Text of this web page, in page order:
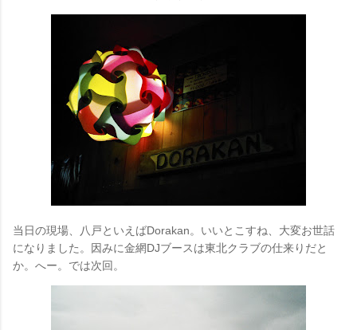
当日の現場、八戸といえばDorakan。いいとこすね、大変お世話
になりました。因みに金網DJブースは東北クラブの仕来りだと
か。へー。では次回。